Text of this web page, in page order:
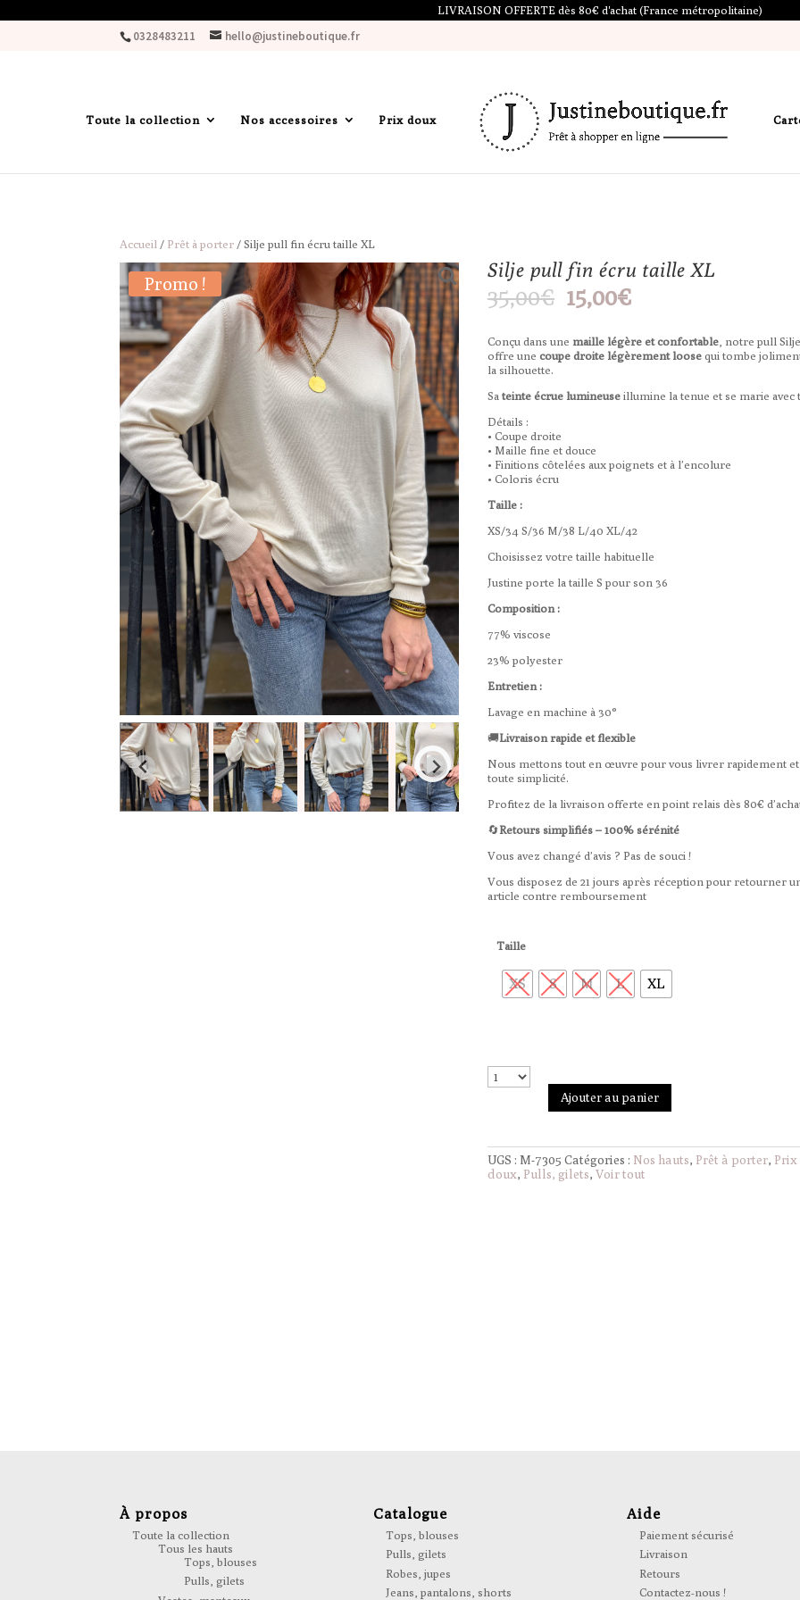
LIVRAISON OFFERTE dès 80€ d'achat (France métropolitaine)
0328483211 hello@justineboutique.fr
Toute la collection Nos accessoires Prix doux
Accueil / Prêt à porter / Silje pull fin écru taille XL
Promo !
Silje pull fin écru taille XL
35,00€ Le
prix
était :
35,00€.
15,00€Le
prix
est :
15,00€.
Conçu dans une maille légère et confortable , notre pull
offre unecoupe droite légèrement loosequi tombe
la silhouette.
Sateinte écrue lumineuseillumine la tenue et se marie avec
Détails :
• Coupe droite
• Maille fine et douce
• Finitions côtelées aux poignets et à l’encolure
• Coloris écru
Taille :
XS/34 S/36 M/38 L/40 XL/42
Choisissez votre taille habituelle
Justine porte la taille S pour son 36
Composition :
77% viscose
23% polyester
Entretien :
Lavage en machine à 30°
🚚Livraison rapide et flexible
Nous mettons tout en œuvre pour vous livrer rapidement
toute simplicité.
Profitez de la livraison offerte en point relais dès 80€
🔄Retours simplifiés – 100% sérénité
Vous avez changé d’avis ? Pas de souci !
Vous disposez de 21 jours après réception pour retourner
article contre remboursement
Taille
XS S M L XL
Ajouter au panier
UGS :M-7305 Catégories : Nos hauts, Prêt à porter, Prix
doux, Pulls, gilets,Voir tout
À propos
Toute la collection
Tous les hauts
Tops, blouses
Pulls, gilets
Catalogue
Tops, blouses
Pulls, gilets
Robes, jupes
Jeans, pantalons, shorts
Aide
Paiement sécurisé
Livraison
Retours
Contactez-nous !